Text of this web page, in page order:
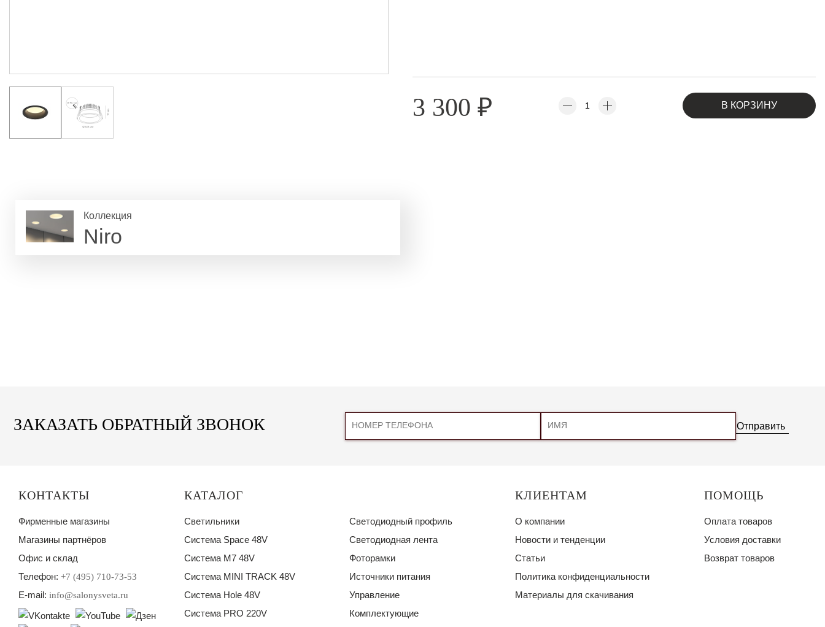
3 300 ₽ В КОРЗИНУ
Коллекция
Niro
ЗАКАЗАТЬ ОБРАТНЫЙ ЗВОНОК Отправить
КАТАЛОГ
Светильники
Система Space 48V
Система M7 48V
Система MINI TRACK 48V
Система Hole 48V
Система PRO 220V
Светодиодный профиль
Светодиодная лента
Фоторамки
Источники питания
Управление
Комплектующие
КЛИЕНТАМ
О компании
Новости и тенденции
Статьи
Политика конфиденциальности
Материалы для скачивания
ПОМОЩЬ
Оплата товаров
Условия доставки
Возврат товаров
КОНТАКТЫ
Фирменные магазины
Магазины партнёров
Офис и склад
Телефон: +7 (495) 710-73-53
E-mail: info@salonysveta.ru